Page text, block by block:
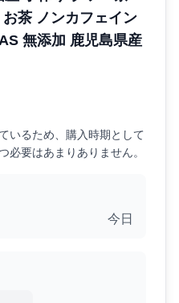
茶 ノンカフェイン
無添加 鹿児島県産
いるため、購入時期として
必要はあまりありません。
今日